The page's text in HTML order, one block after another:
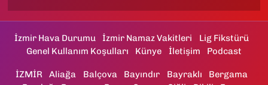
İzmir Hava Durumu İzmir Namaz Vakitleri
Lig Fikstürü
Genel Kullanım Koşulları
Künye İletişim Podcast
İZMİR Aliağa Balçova Bayındır Bayraklı
Bergama